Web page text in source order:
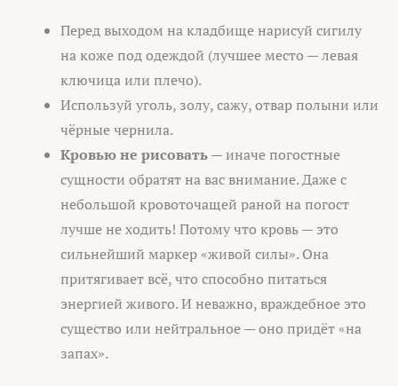
Перед выходом на кладбище нарисуй сигилу
на коже под одеждой (лучшее место — левая
ключица или плечо).
Используй уголь, золу, сажу, отвар полыни или
чёрные чернила.
Кровью не рисовать— иначе погостные
сущности обратят на вас внимание. Даже с
небольшой кровоточащей раной на погост
лучше не ходить! Потому что кровь — это
сильнейший маркер «живой силы». Она
притягивает всё, что способно питаться
энергией живого. И неважно, враждебное это
существо или нейтральное — оно придёт «на
запах».